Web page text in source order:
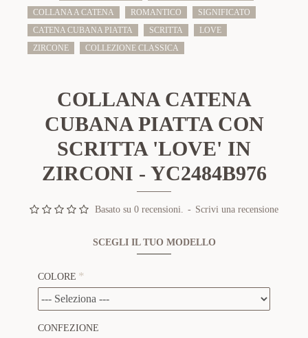
COLLANA A CATENA
ROMANTICO
SIGNIFICATO
CATENA CUBANA PIATTA
SCRITTA
LOVE
ZIRCONE
COLLEZIONE CLASSICA
COLLANA CATENA
CUBANA PIATTA CON
SCRITTA 'LOVE' IN
ZIRCONI - YC2484B976
Basato su 0 recensioni. - Scrivi una recensione
SCEGLI IL TUO MODELLO
COLORE
CONFEZIONE